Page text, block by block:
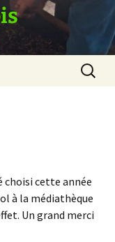
choisi cette année
à la médiathèque
Un grand merci